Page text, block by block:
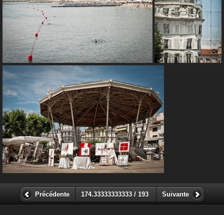
Précédente 174.33333333333 / 193 Suivante